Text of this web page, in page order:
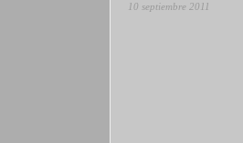
10 septiembre 2011